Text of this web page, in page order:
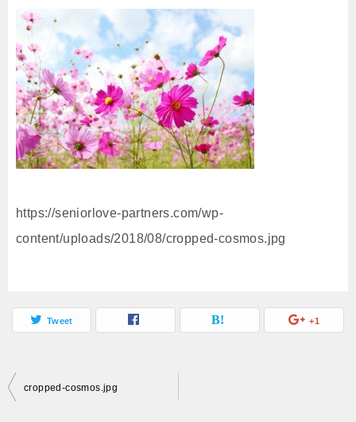
https://seniorlove-partners.com/wp-
content/uploads/2018/08/cropped-cosmos.jpg
Tweet +1
投
cropped-cosmos.jpg